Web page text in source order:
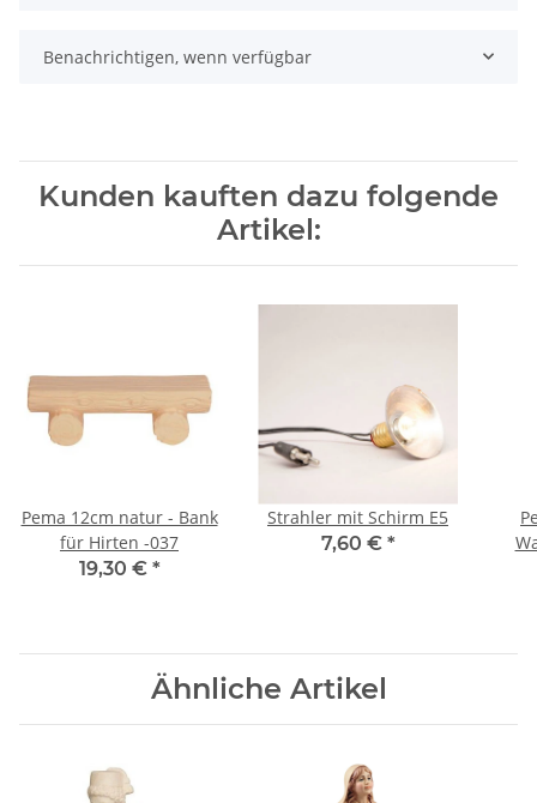
Benachrichtigen, wenn verfügbar
Kunden kauften dazu folgende
Artikel:
Pema 12cm natur - Bank
für Hirten -037
19,30 € *
Strahler mit Schirm E5
7,60 € *
Ähnliche Artikel